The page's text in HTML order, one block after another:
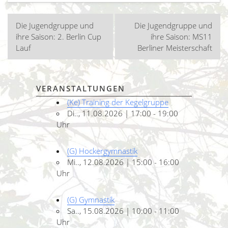
Beitragsnavigation
Die Jugendgruppe und
ihre Saison: 2. Berlin Cup
Lauf
Die Jugendgruppe und
ihre Saison: MS11
Berliner Meisterschaft
VERANSTALTUNGEN
(Ke) Training der Kegelgruppe
Di.., 11.08.2026 | 17:00 - 19:00
Uhr
(G) Hockergymnastik
Mi.., 12.08.2026 | 15:00 - 16:00
Uhr
(G) Gymnastik
Sa.., 15.08.2026 | 10:00 - 11:00
Uhr